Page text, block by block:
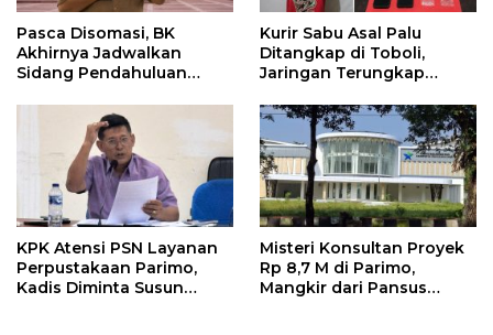
Pasca Disomasi, BK
Akhirnya Jadwalkan
Sidang Pendahuluan
Kurir Sabu Asal Palu
Ditangkap di Toboli,
Jaringan Terungkap
KPK Atensi PSN Layanan
Perpustakaan Parimo,
Kadis Diminta Susun
Misteri Konsultan Proyek
Rp 8,7 M di Parimo,
Mangkir dari Pansus